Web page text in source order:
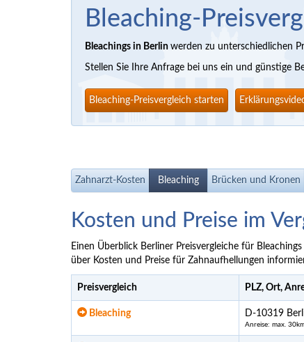
Bleaching-
Bleachings in Berlin werden zu unterschiedlichen
Stellen Sie Ihre Anfrage bei uns ein und günstige
Bleaching-Preisvergleich starten
Zahnarzt-Kosten Bleaching Brücken und Kronen
Kosten und Preise im
Einen Überblick Berliner Preisvergleiche für
über Kosten und Preise für Zahnaufhellungen
Preisvergleich PLZ, Ort,
Bleaching D-10319
Anreise: max.